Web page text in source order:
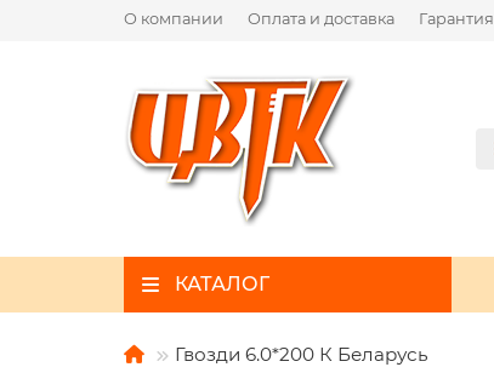
О компании Оплата и доставка Гарантия
КАТАЛОГ
Гвозди 6.0*200 К Беларусь